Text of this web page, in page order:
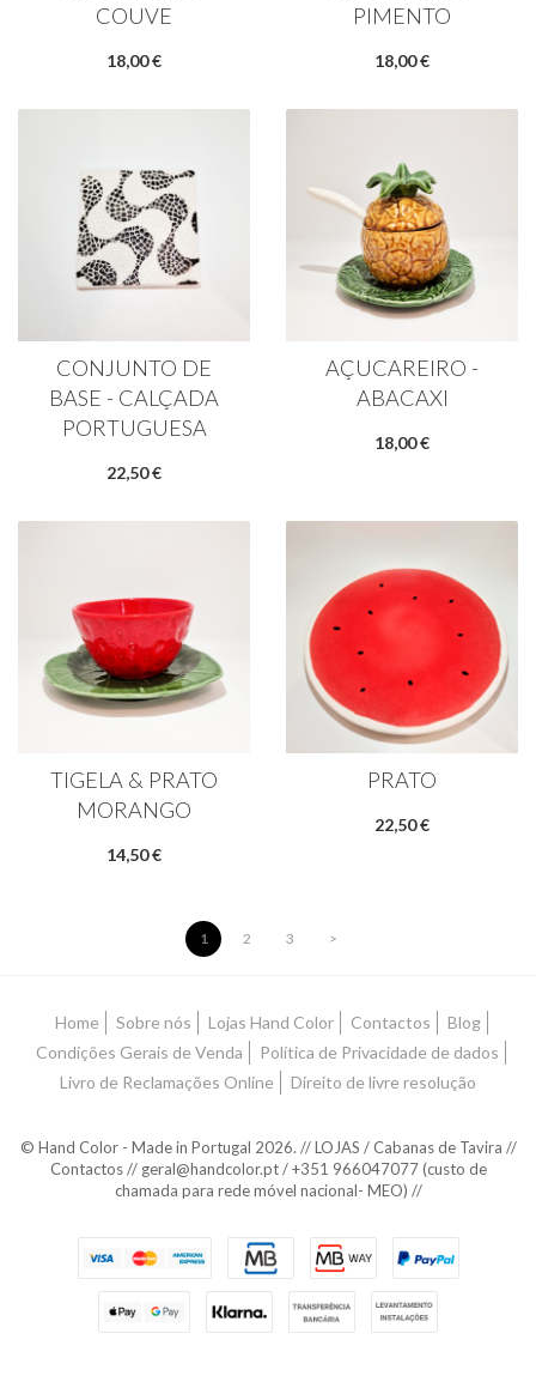
COUVE
18,00 €
PIMENTO
18,00 €
CONJUNTO DE
BASE - CALÇADA
PORTUGUESA
22,50 €
AÇUCAREIRO -
ABACAXI
18,00 €
TIGELA & PRATO
MORANGO
14,50 €
PRATO
22,50 €
1 2 3 >
Home Sobre nós Lojas Hand Color Contactos
Blog
Condições Gerais de Venda
Política de Privacidade de dados
Livro de Reclamações Online
Direito de livre resolução
© Hand Color - Made in Portugal 2026. // LOJAS / Cabanas de Tavira //
Contactos // geral@handcolor.pt / +351 966047077 (custo de
chamada para rede móvel nacional- MEO) //